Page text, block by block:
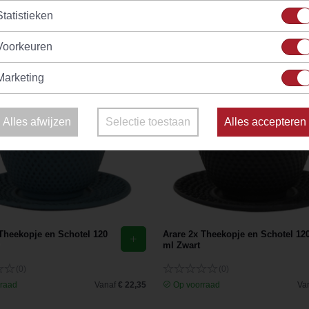
dat je thee langer warm blijft. De binnenkant van de
120 ml passen perfect bij de gietijzeren Arare of
en Schotel 120
Vanaf € 22,35
Arare 2x Theekopje en Schotel
ml Zwart
Op voorraad
Alles afwijzen Selectie toestaan Alles accepteren